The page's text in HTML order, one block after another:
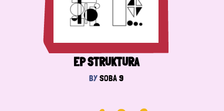
EP STRUKTURA
BYSOBA 9